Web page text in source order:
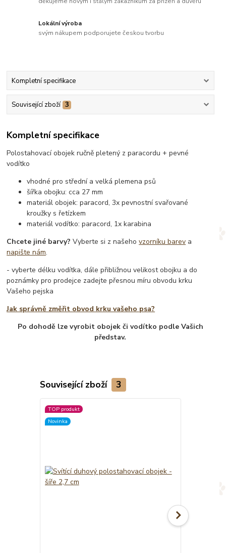
Lokální výroba
svým nákupem podporujete českou tvorbu
Kompletní specifikace
Související zboží 3
Kompletní specifikace
Polostahovací obojek ručně pletený z paracordu + pevné
vodítko
vhodné pro střední a velká plemena psů
šířka obojku: cca 27 mm
materiál obojek: paracord, 3x pevnostní svařované
kroužky s řetízkem
materiál vodítko: paracord, 1x karabina
Chcete jiné barvy? Vyberte si z našehovzorníku barev a
napište nám.
- vyberte délku vodítka, dále přibližnou velikost obojku a do
poznámky pro prodejce zadejte přesnou míru obvodu krku
Vašeho pejska
Jak správně změřit obvod krku vašeho psa?
Po dohodě lze vyrobit obojek či vodítko podle Vašich
představ.
Související zboží 3
TOP produkt
Novinka